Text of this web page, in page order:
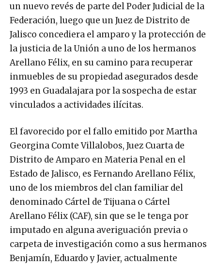
un nuevo revés de parte del Poder Judicial de la
Federación, luego que un Juez de Distrito de
Jalisco concediera el amparo y la protección de
la justicia de la Unión a uno de los hermanos
Arellano Félix, en su camino para recuperar
inmuebles de su propiedad asegurados desde
1993 en Guadalajara por la sospecha de estar
vinculados a actividades ilícitas.
El favorecido por el fallo emitido por Martha
Georgina Comte Villalobos, Juez Cuarta de
Distrito de Amparo en Materia Penal en el
Estado de Jalisco, es Fernando Arellano Félix,
uno de los miembros del clan familiar del
denominado Cártel de Tijuana o Cártel
Arellano Félix (CAF), sin que se le tenga por
imputado en alguna averiguación previa o
carpeta de investigación como a sus hermanos
Benjamín, Eduardo y Javier, actualmente